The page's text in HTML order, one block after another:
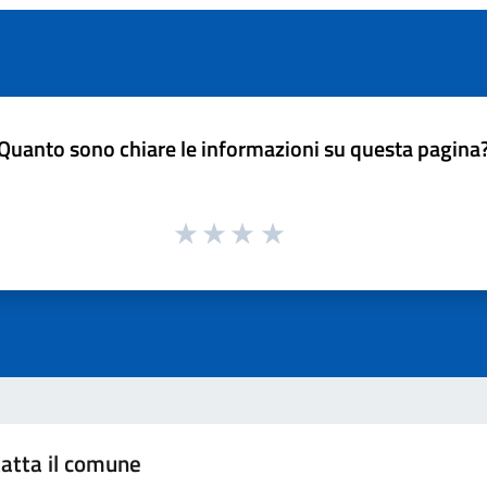
sono chiare le informazioni su questa
il comune